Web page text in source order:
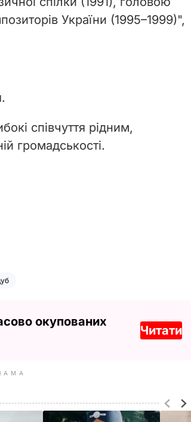
України (1995–1999)",
співчуття рідним,
громадськості.
окупованих
Читати